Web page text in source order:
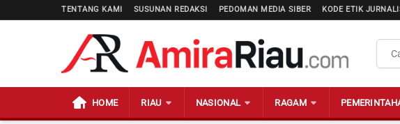
TENTANG KAMI SUSUNAN REDAKSI PEDOMAN MEDIA SIBER KODE ETIK
HOME RIAU NASIONAL RAGAM